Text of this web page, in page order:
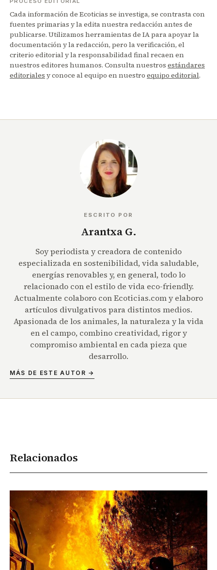
Cada información de Ecoticias se investiga, se contrasta con
fuentes primarias y la edita nuestra redacción antes de
publicarse. Utilizamos herramientas de IA para apoyar la
documentación y la redacción, pero la verificación, el
criterio editorial y la responsabilidad final recaen en
nuestros editores humanos. Consulta nuestros estándares
editoriales y conoce al equipo en nuestro equipo editorial.
ESCRITO POR
Arantxa G.
Soy periodista y creadora de contenido
especializada en sostenibilidad, vida saludable,
energías renovables y, en general, todo lo
relacionado con el estilo de vida eco-friendly.
Actualmente colaboro con Ecoticias.com y elaboro
artículos divulgativos para distintos medios.
Apasionada de los animales, la naturaleza y la vida
en el campo, combino creatividad, rigor y
compromiso ambiental en cada pieza que
desarrollo.
MÁS DE ESTE AUTOR →
Relacionados